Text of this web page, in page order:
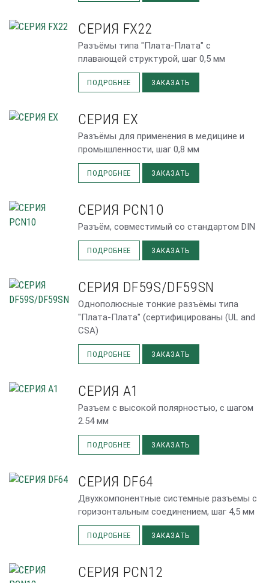
СЕРИЯ FX22
Разъёмы типа "Плата-Плата" с
плавающей структурой, шаг 0,5 мм
ПОДРОБНЕЕ ЗАКАЗАТЬ
СЕРИЯ EX
Разъёмы для применения в медицине и
промышленности, шаг 0,8 мм
ПОДРОБНЕЕ ЗАКАЗАТЬ
СЕРИЯ PCN10
Разъём, совместимый со стандартом DIN
ПОДРОБНЕЕ ЗАКАЗАТЬ
СЕРИЯ DF59S/DF59SN
Однополюсные тонкие разъёмы типа
"Плата-Плата" (сертифицированы (UL and
CSA)
ПОДРОБНЕЕ ЗАКАЗАТЬ
СЕРИЯ A1
Разъем с высокой полярностью, с шагом
2.54 мм
ПОДРОБНЕЕ ЗАКАЗАТЬ
СЕРИЯ DF64
Двухкомпонентные системные разъемы с
горизонтальным соединением, шаг 4,5 мм
ПОДРОБНЕЕ ЗАКАЗАТЬ
СЕРИЯ PCN12